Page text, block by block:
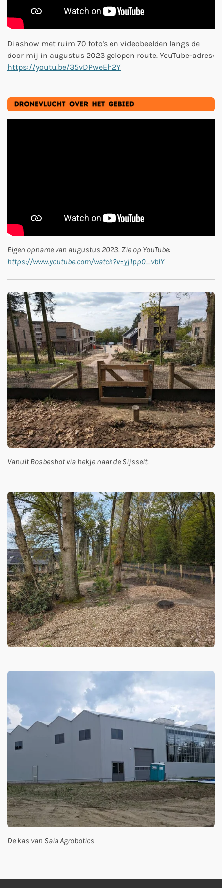
Diashow met ruim 70 foto's en videobeelden langs de
door mij in augustus 2023 gelopen route. YouTube-adres:
https://youtu.be/35vDPweEh2Y
Eigen opname van augustus 2023. Zie op YouTube:
https://www.youtube.com/watch?v=yj1pp0_vblY
Vanuit Bosbeshof via hekje naar de Sijsselt.
De kas van Saia Agrobotics